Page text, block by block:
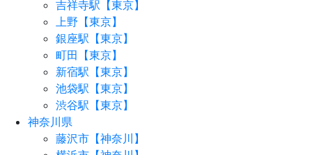
吉祥寺駅【東京】
上野【東京】
銀座駅【東京】
町田【東京】
新宿駅【東京】
池袋駅【東京】
渋谷駅【東京】
神奈川県
藤沢市【神奈川】